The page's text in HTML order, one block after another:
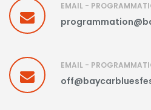
EMAIL -
EMAIL -